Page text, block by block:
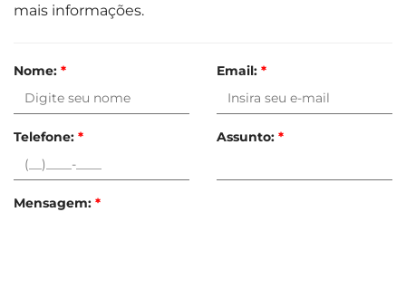
mais informações.
Nome: * Email: *
Telefone: * Assunto: *
Mensagem: *